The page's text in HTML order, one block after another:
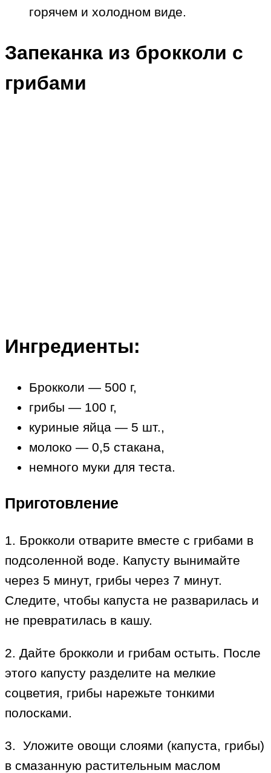
горячем и холодном виде.
Запеканка из брокколи с
грибами
Ингредиенты:
Брокколи — 500 г,
грибы — 100 г,
куриные яйца — 5 шт.,
молоко — 0,5 стакана,
немного муки для теста.
Приготовление
1. Брокколи отварите вместе с грибами в
подсоленной воде. Капусту вынимайте
через 5 минут, грибы через 7 минут.
Следите, чтобы капуста не разварилась и
не превратилась в кашу.
2. Дайте брокколи и грибам остыть. После
этого капусту разделите на мелкие
соцветия, грибы нарежьте тонкими
полосками.
3. Уложите овощи слоями (капуста, грибы)
в смазанную растительным маслом